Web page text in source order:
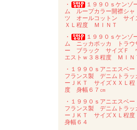
・
１９９０ｓケンゾ
ム ループカラー開襟シャ
ツ オールコットン サイ
ＸＬ程度 ＭＩＮＴ
・
１９９０ｓケンゾ
ム ニッカポッカ トラウ
ー ブラック サイズＦ
エストｗ３８程度 ＭＩＮ
・１９９０ｓアニエスベー
フランス製 デニムトラッ
ーＪＫＴ サイズＸＸＬ程
度 身幅６７㎝
・１９９０ｓアニエスベー
フランス製 デニムトラッ
ーＪＫＴ サイズＸＬ程度
身幅６４